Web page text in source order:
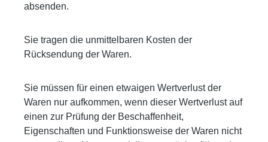
absenden.
Sie tragen die unmittelbaren Kosten der
Rücksendung der Waren.
Sie müssen für einen etwaigen Wertverlust der
Waren nur aufkommen, wenn dieser Wertverlust auf
einen zur Prüfung der Beschaffenheit,
Eigenschaften und Funktionsweise der Waren nicht